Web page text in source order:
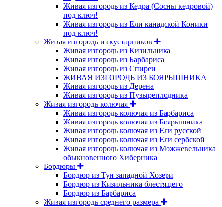
Живая изгородь из Кедра (Сосны кедровой)
под ключ!
Живая изгородь из Ели канадской Коники
под ключ!
Живая изгородь из кустарников
Живая изгородь из Кизильника
Живая изгородь из Барбариса
Живая изгородь из Спиреи
ЖИВАЯ ИЗГОРОДЬ ИЗ БОЯРЫШНИКА
Живая изгородь из Дерена
Живая изгородь из Пузыреплодника
Живая изгородь колючая
Живая изгородь колючая из Барбариса
Живая изгородь колючая из Боярышника
Живая изгородь колючая из Ели русской
Живая изгородь колючая из Ели сербской
Живая изгородь колючая из Можжевельника
обыкновенного Хиберника
Бордюры
Бордюр из Туи западной Хозери
Бордюр из Кизильника блестящего
Бордюр из Барбариса
Живая изгородь среднего размера